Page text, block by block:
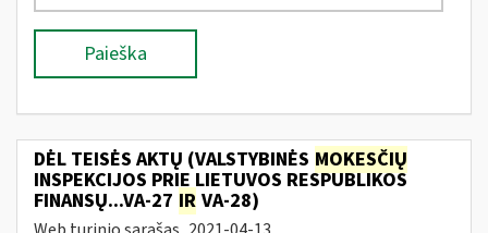
Paieška
DĖL TEISĖS AKTŲ (VALSTYBINĖS MOKESČIŲ
INSPEKCIJOS PRIE LIETUVOS RESPUBLIKOS
FINANSŲ...VA-27 IR VA-28)